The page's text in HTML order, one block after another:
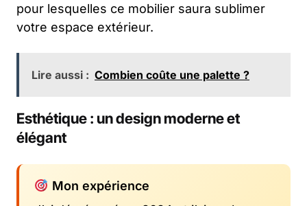
pour lesquelles ce mobilier saura sublimer
votre espace extérieur.
Lire aussi : Combien coûte une palette ?
Esthétique : un design moderne et
élégant
Mon expérience